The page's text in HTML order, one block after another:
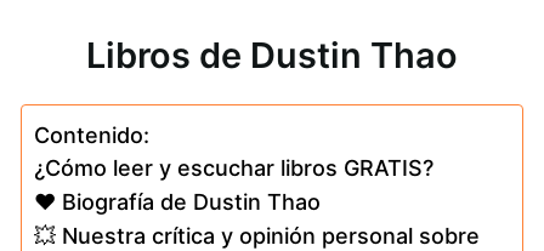
Libros de Dustin Thao
Contenido:
¿Cómo leer y escuchar libros GRATIS?
❤️ Biografía de Dustin Thao
💥 Nuestra crítica y opinión personal sobre